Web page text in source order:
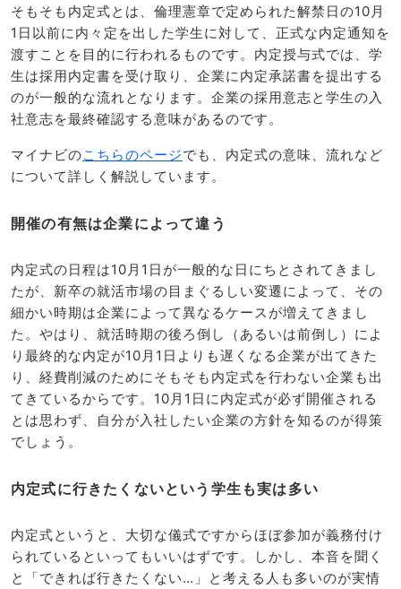
そもそも内定式とは、倫理憲章で定められた解禁日の10月
1日以前に内々定を出した学生に対して、正式な内定通知を
渡すことを目的に行われるものです。内定授与式では、学
生は採用内定書を受け取り、企業に内定承諾書を提出する
のが一般的な流れとなります。企業の採用意志と学生の入
社意志を最終確認する意味があるのです。
マイナビのこちらのページでも、内定式の意味、流れなど
について詳しく解説しています。
開催の有無は企業によって違う
内定式の日程は10月1日が一般的な日にちとされてきまし
たが、新卒の就活市場の目まぐるしい変遷によって、その
細かい時期は企業によって異なるケースが増えてきまし
た。やはり、就活時期の後ろ倒し（あるいは前倒し）によ
り最終的な内定が10月1日よりも遅くなる企業が出てきた
り、経費削減のためにそもそも内定式を行わない企業も出
てきているからです。10月1日に内定式が必ず開催される
とは思わず、自分が入社したい企業の方針を知るのが得策
でしょう。
内定式に行きたくないという学生も実は多い
内定式というと、大切な儀式ですからほぼ参加が義務付け
られているといってもいいはずです。しかし、本音を聞く
と「できれば行きたくない…」と考える人も多いのが実情